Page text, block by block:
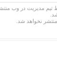
تیم مدیریت در وب
منتشر نخواهد شد.